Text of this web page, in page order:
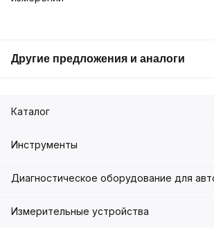
Другие предложения и аналоги
Каталог
Инструменты
Диагностическое оборудование для
Измерительные устройства